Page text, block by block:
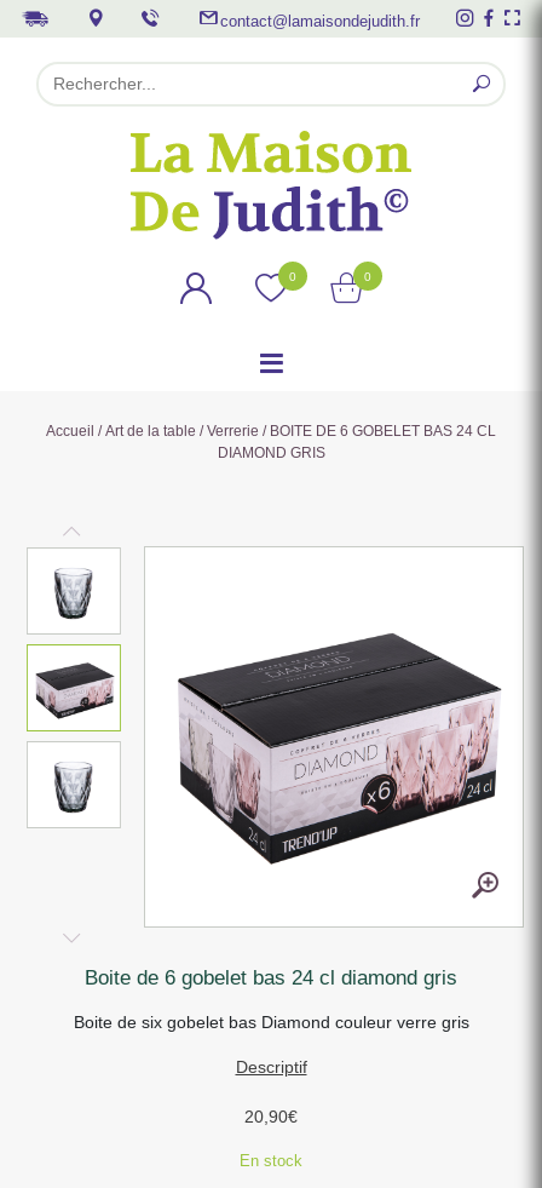
contact@lamaisondejudith.fr
0 0
Accueil /Art de la table /Verrerie / BOITE DE 6 GOBELET BAS 24 CL
DIAMOND GRIS
boite de 6 gobelet bas 24 cl diamond gris
Boite de six gobelet bas Diamond couleur verre gris
Descriptif
20,90€
En stock